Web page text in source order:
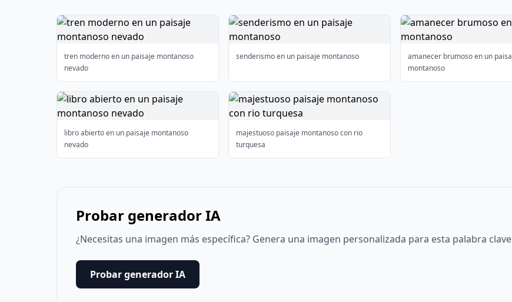
tren moderno en un paisaje montanoso
nevado
senderismo en un paisaje montanoso
amanecer brumoso en un
montanoso
libro abierto en un paisaje montanoso
nevado
majestuoso paisaje montanoso con rio
turquesa
Probar generador IA
¿Necesitas una imagen más específica? Genera una imagen personalizada para esta palabra
Probar generador IA